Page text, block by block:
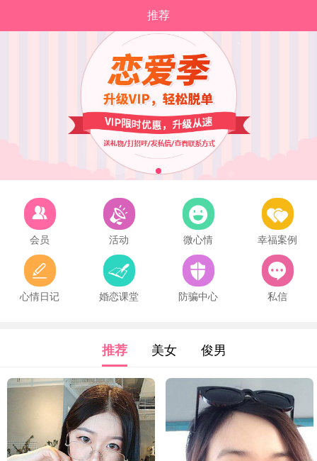
推荐
会员 活动 微心情 幸福案例
心情日记 婚恋课堂 防骗中心 私信
推荐 美女 俊男